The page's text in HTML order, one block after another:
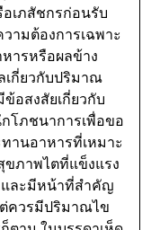
เภสัชกรก่อนรับ
ามต้องการเฉพาะ
ารหรือผลข้าง
เกี่ยวกับปริมาณ
อสงสัยเกี่ยวกับ
โภชนาการเพื่อขอ
านอาหารที่เหมาะ
ภาพไตที่แข็งแรง
และมีหน้าที่สำคัญ
ควรมีปริมาณไข